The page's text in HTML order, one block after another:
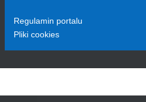
Regulamin portalu
Pliki cookies